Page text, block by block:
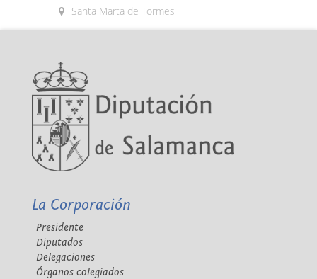
Santa Marta de Tormes
La Corporación
Presidente
Diputados
Delegaciones
Órganos colegiados